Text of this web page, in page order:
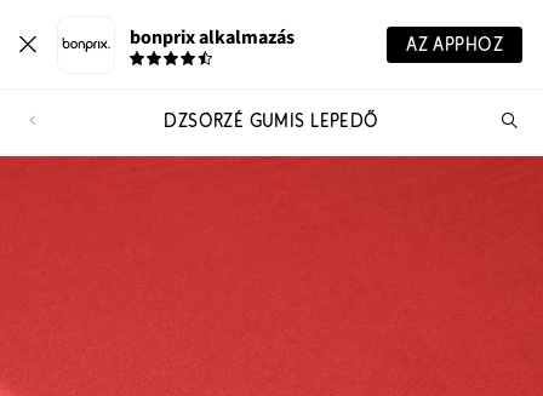
bonprix alkalmazás AZ APPHOZ
DZSÖRZÉ GUMIS LEPEDŐ